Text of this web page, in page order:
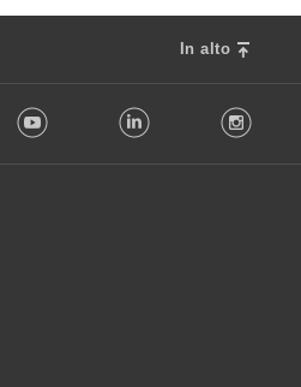
In alto
Youtube LinkedIn